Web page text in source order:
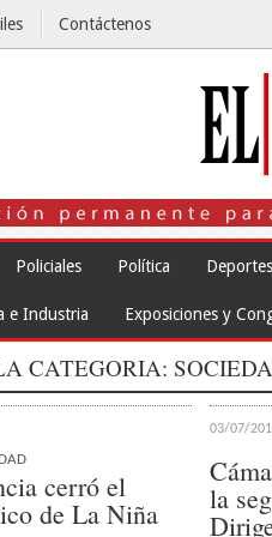
Contáctenos
Policiales Política Deportes
e Industria Exposiciones y
CATEGORIA:
cerró el
de La Niña
03/07/
la